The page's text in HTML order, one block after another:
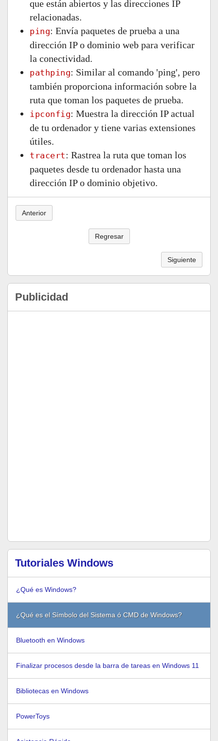
que están abiertos y las direcciones IP
relacionadas.
ping: Envía paquetes de prueba a una
dirección IP o dominio web para verificar
la conectividad.
pathping: Similar al comando 'ping', pero
también proporciona información sobre la
ruta que toman los paquetes de prueba.
ipconfig: Muestra la dirección IP actual
de tu ordenador y tiene varias extensiones
útiles.
tracert: Rastrea la ruta que toman los
paquetes desde tu ordenador hasta una
dirección IP o dominio objetivo.
Anterior
Regresar
Siguiente
Publicidad
Tutoriales Windows
¿Qué es Windows?
¿Qué es el Símbolo del Sistema ó CMD de Windows?
Bluetooth en Windows
Finalizar procesos desde la barra de tareas en Windows 11
Bibliotecas en Windows
PowerToys